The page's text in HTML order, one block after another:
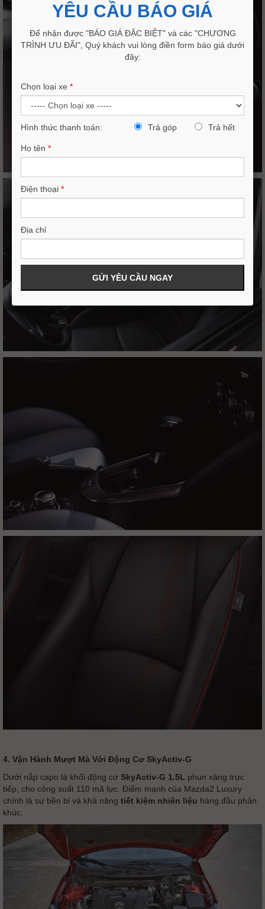
4. Vận Hành Mượt Mà Với Động Cơ SkyActiv-G
Dưới nắp capo là khối động cơ SkyActiv-G 1.5L phun xăng trực
tiếp, cho công suất 110 mã lực. Điểm mạnh của Mazda2 Luxury
chính là sự bền bỉ và khả năng tiết kiệm nhiên liệu hàng đầu phân
khúc.
YÊU CẦU BÁO GIÁ
Để nhận được "BÁO GIÁ ĐẶC BIỆT" và các "CHƯƠNG
TRÌNH ƯU ĐÃI", Quý khách vui lòng điền form báo giá dưới
đây:
Chọn loại xe *
Hình thức thanh toán: Trả góp Trả hết
Họ tên *
Điện thoại *
Địa chỉ